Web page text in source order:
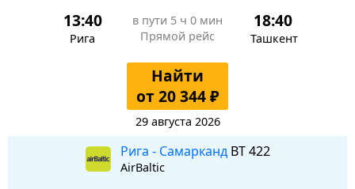
13:40
Рига
в пути 5 ч 0 мин
Прямой рейс
18:40
Ташкент
Найти
от 20 344 ₽
29 августа 2026
Рига - Самарканд BT 422
AirBaltic